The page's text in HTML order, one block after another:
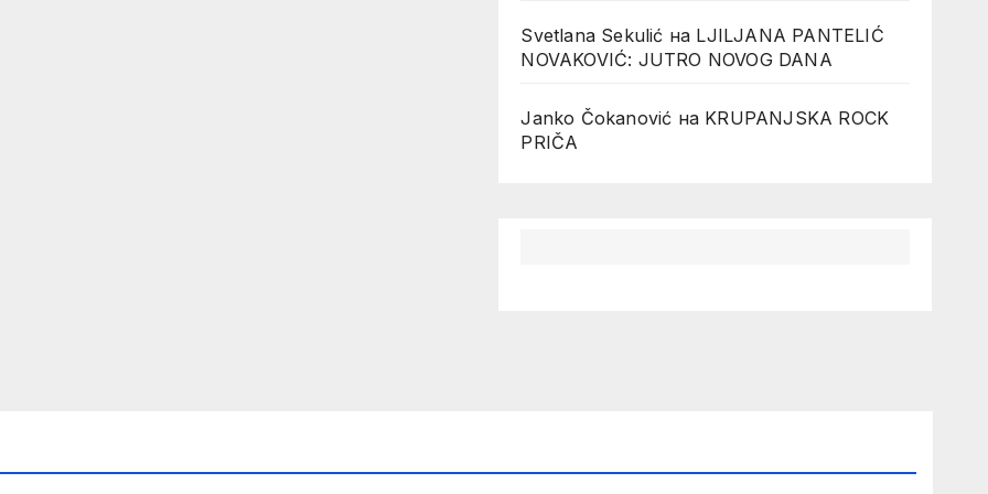
Svetlana Sekulić на LJILJANA PANTELIĆ
NOVAKOVIĆ: JUTRO NOVOG DANA
Janko Čokanović на KRUPANJSKA ROCK
PRIČA